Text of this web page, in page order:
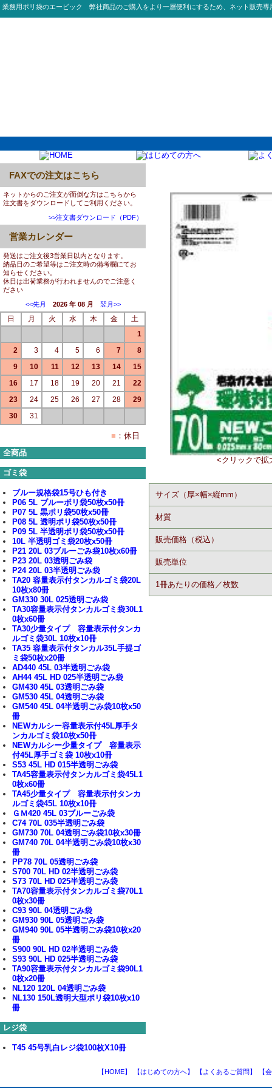
業務用ポリ袋のエービック 弊社商品のご購入をより一層便利にするため、ネット販売
FAXでの注文はこちら
ネットからのご注文が面倒な方はこちらから
注文書をダウンロードしてご利用ください。
>>注文書ダウンロード（PDF）
営業カレンダー
発送はご注文後3営業日以内となります。
納品日のご希望等はご注文時の備考欄にてお
知らせください。
休日は出荷業務が行われませんのでご注意く
ださい
<<先月
2026 年 08 月 翌月>>
日 月 火 水 木 金
土
1
2
3 4 5 6 7
8
9
10 11 12 13 14
15
16
17 18 19 20 21
22
23
24 25 26 27 28
29
30
31
■ ：休日
全商品
ゴミ袋
ブルー規格袋15号ひも付き
P06 5L ブルーポリ袋50枚x50冊
P07 5L 黒ポリ袋50枚x50冊
P08 5L 透明ポリ袋50枚x50冊
P09 5L 半透明ポリ袋50枚x50冊
10L 半透明ゴミ袋20枚x50冊
P21 20L 03ブルーごみ袋10枚x60冊
P23 20L 03透明ごみ袋
P24 20L 03半透明ごみ袋
TA20 容量表示付タンカルゴミ袋20L
10枚x80冊
GM330 30L 025透明ごみ袋
TA30容量表示付タンカルゴミ袋30L1
0枚x60冊
TA30少量タイプ 容量表示付タンカ
ルゴミ袋30L 10枚x10冊
TA35 容量表示付タンカル35L手提ゴ
ミ袋50枚x20冊
AD440 45L 03半透明ごみ袋
AH44 45L HD 025半透明ごみ袋
GM430 45L 03透明ごみ袋
GM530 45L 04透明ごみ袋
GM540 45L 04半透明ごみ袋10枚x50
冊
NEWカルシー容量表示付45L厚手タ
ンカルゴミ袋10枚x50冊
NEWカルシー少量タイプ 容量表示
付45L厚手ゴミ袋 10枚x10冊
S53 45L HD 015半透明ごみ袋
TA45容量表示付タンカルゴミ袋45L1
0枚x60冊
TA45少量タイプ 容量表示付タンカ
ルゴミ袋45L 10枚x10冊
ＧＭ420 45L 03ブルーごみ袋
C74 70L 035半透明ごみ袋
GM730 70L 04透明ごみ袋10枚x30冊
GM740 70L 04半透明ごみ袋10枚x30
冊
PP78 70L 05透明ごみ袋
S700 70L HD 02半透明ごみ袋
S73 70L HD 025半透明ごみ袋
TA70容量表示付タンカルゴミ袋70L1
0枚x30冊
C93 90L 04透明ごみ袋
GM930 90L 05透明ごみ袋
GM940 90L 05半透明ごみ袋10枚x20
冊
S900 90L HD 02半透明ごみ袋
S93 90L HD 025半透明ごみ袋
TA90容量表示付タンカルゴミ袋90L1
0枚x20冊
NL120 120L 04透明ごみ袋
NL130 150L透明大型ポリ袋10枚x10
冊
レジ袋
T45 45号乳白レジ袋100枚X10冊
<クリックで拡
サイズ（厚×幅×縦mm）
材質
販売価格（税込）
販売単位
1冊あたりの価格／枚数
【HOME】 【はじめての方へ】 【よくあるご質問】 【